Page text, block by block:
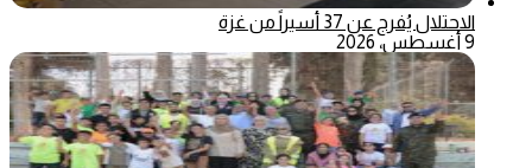
الاحتلال يُفرج عن 37 أسيراً من غزة
9 أغسطس، 2026